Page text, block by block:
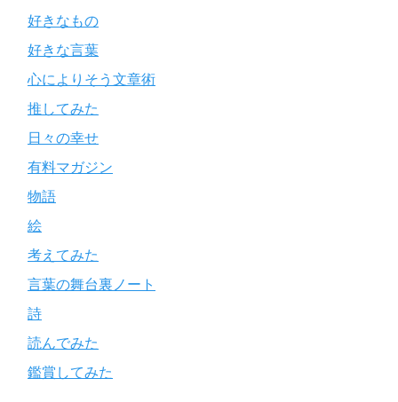
好きなもの
好きな言葉
心によりそう文章術
推してみた
日々の幸せ
有料マガジン
物語
絵
考えてみた
言葉の舞台裏ノート
詩
読んでみた
鑑賞してみた